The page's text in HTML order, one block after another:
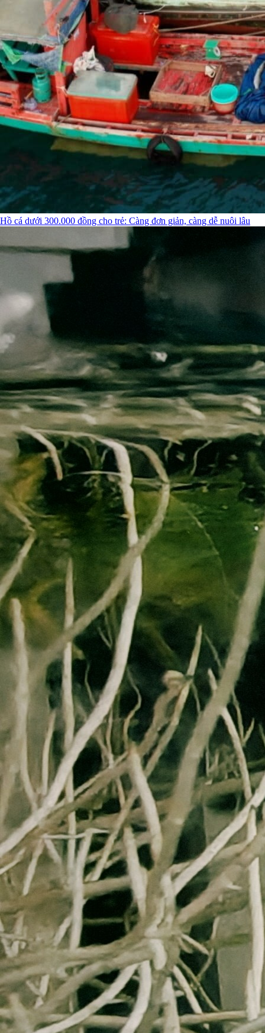
Hồ cá dưới 300.000 đồng cho trẻ: Càng đơn giản, càng dễ nuôi lâu